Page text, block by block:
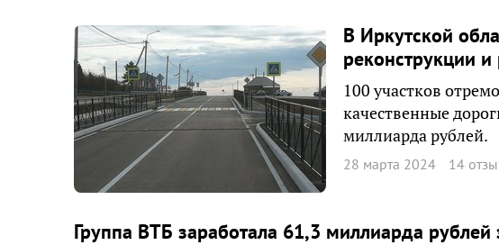
В Иркутской
реконструкции
100 участков
качественные
миллиарда рублей.
28 марта 2024 14
Группа ВТБ заработала 61,3 миллиарда